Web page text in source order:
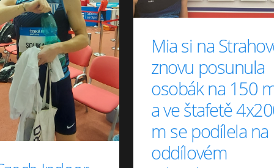
Mia si na
znovu posunula
osobák na 150
a ve štafetě
m se podílela na
oddílovém